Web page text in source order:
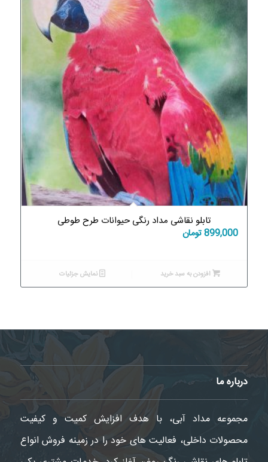
تابلو نقاشی مداد رنگی حیوانات طرح طوطی
899,000تومان
افزودن به سبد خرید نمایش جزئیات
درباره ما
مجموعه مداد آبی، با هدف افزایش کمیت و کیفیت
محصولات داخلی، فعالیت های خود را در زمینه فروش انواع